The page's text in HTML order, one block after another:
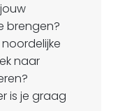
brengen?
naar
is je graag